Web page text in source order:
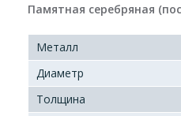
Памятная серебряная
Металл
Диаметр
Толщина